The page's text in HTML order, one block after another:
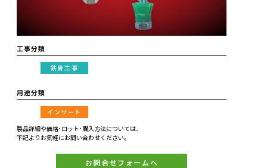
工事分類
鉄骨工事
用途分類
インサート
製品詳細や価格･ロット･購入方法については、
下記よりお気軽にお問い合わせください。
お問合せフォームへ